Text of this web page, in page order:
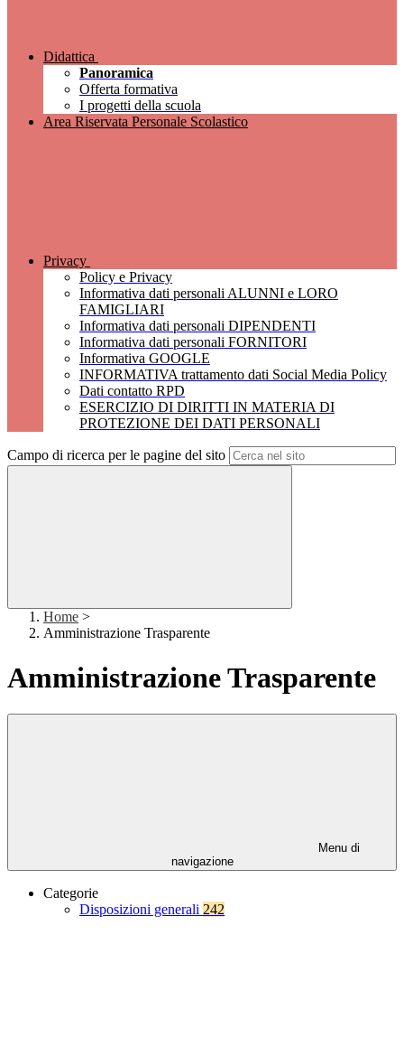
Didattica
Panoramica
Offerta formativa
I progetti della scuola
Area Riservata Personale Scolastico
Privacy
Policy e Privacy
Informativa dati personali ALUNNI e LORO
FAMIGLIARI
Informativa dati personali DIPENDENTI
Informativa dati personali FORNITORI
Informativa GOOGLE
INFORMATIVA trattamento dati Social Media Policy
Dati contatto RPD
ESERCIZIO DI DIRITTI IN MATERIA DI
PROTEZIONE DEI DATI PERSONALI
Campo di ricerca per le pagine del sito
Home >
Amministrazione Trasparente
Amministrazione Trasparente
Menu di
navigazione
Categorie
Disposizioni generali 242